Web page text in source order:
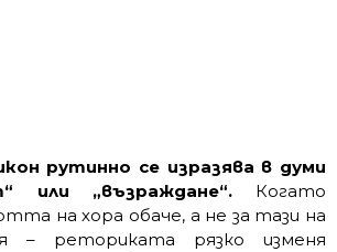
рутинно се изразява в думи
или „възраждане“.Когато
на хора обаче, а не за тази на
– реториката рязко изменя